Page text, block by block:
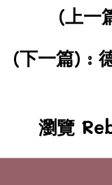
(上一
(下一篇) :
瀏覽